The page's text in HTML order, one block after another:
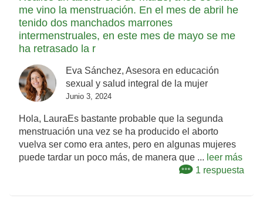
me vino la menstruación. En el mes de abril he
tenido dos manchados marrones
intermenstruales, en este mes de mayo se me
ha retrasado la r
Eva Sánchez, Asesora en educación
sexual y salud integral de la mujer
Junio 3, 2024
Hola, LauraEs bastante probable que la segunda
menstruación una vez se ha producido el aborto
vuelva ser como era antes, pero en algunas mujeres
puede tardar un poco más, de manera que ... leer más
1 respuesta